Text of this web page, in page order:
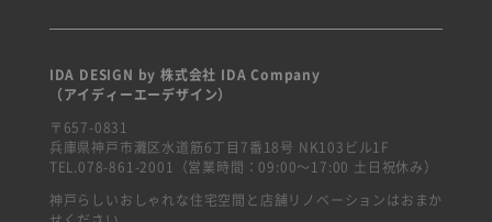
IDA DESIGN by 株式会社 IDA Company
（アイディーエーデザイン）
〒657-0831
兵庫県神戸市灘区水道筋6丁目7番18号 NK103ビル1F
TEL.078-861-2001（営業時間：09:00〜17:00 土日祝休み）
神戸らしいおしゃれな住宅空間と店舗リノベーションはおまか